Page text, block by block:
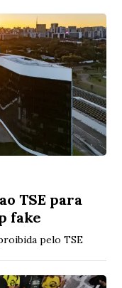
TSE para
fake
pelo TSE